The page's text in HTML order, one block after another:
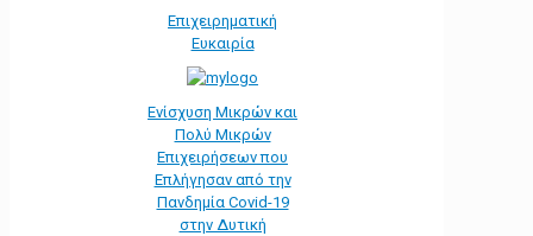
Επιχειρηματική
Ευκαιρία
Ενίσχυση Μικρών και
Πολύ Μικρών
Επιχειρήσεων που
Επλήγησαν από την
Πανδημία Covid-19
στην Δυτική